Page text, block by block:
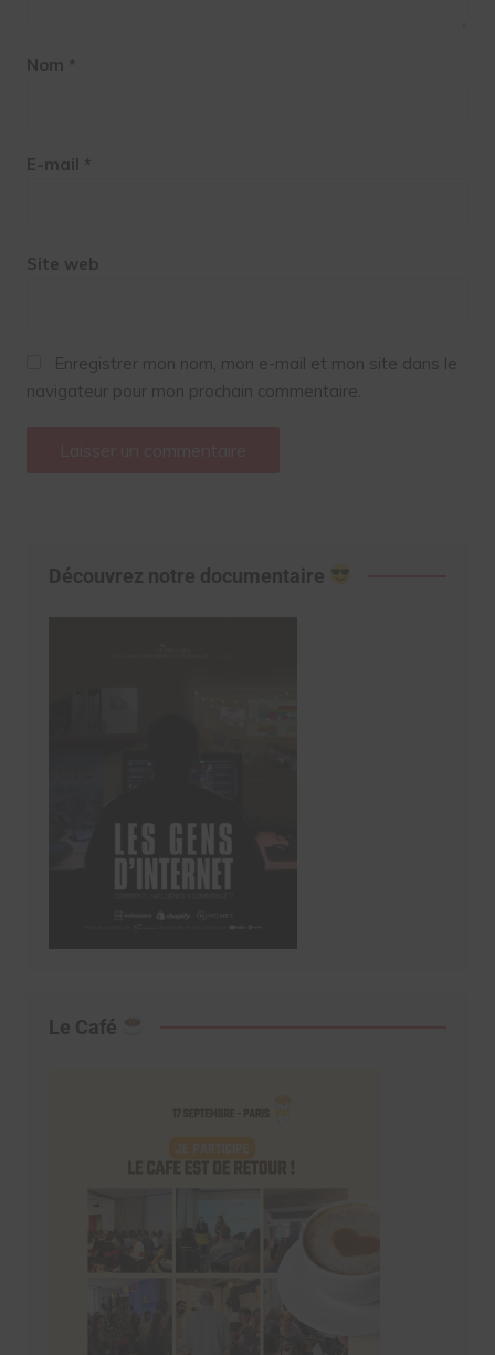
Nom *
E-mail *
Site web
Enregistrer mon nom, mon e-mail et mon site dans le
navigateur pour mon prochain commentaire.
Découvrez notre documentaire
Le Café